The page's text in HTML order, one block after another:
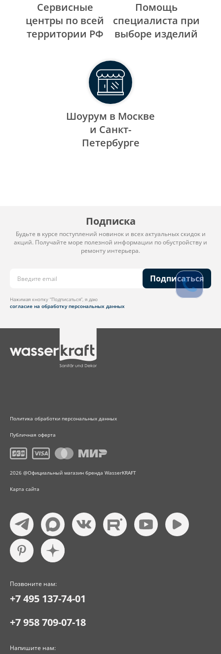
Сервисные
центры по всей
территории РФ
Помощь
специалиста при
выборе изделий
Шоурум в Москве
и Санкт-
Петербурге
Подписка
Будьте в курсе поступлений новинок и всех актуальных скидок и
акций. Получайте море полезной информации по обустройству и
ремонту интерьера.
Подписаться
Нажимая кнопку “Подписаться”, я даю
согласие на обработку персональных данных
Политика обработки персональных данных
Публичная оферта
2026 @Официальный магазин бренда WasserKRAFT
Карта сайта
Позвоните нам:
+7 495 137-74-01
+7 958 709-07-18
Напишите нам: